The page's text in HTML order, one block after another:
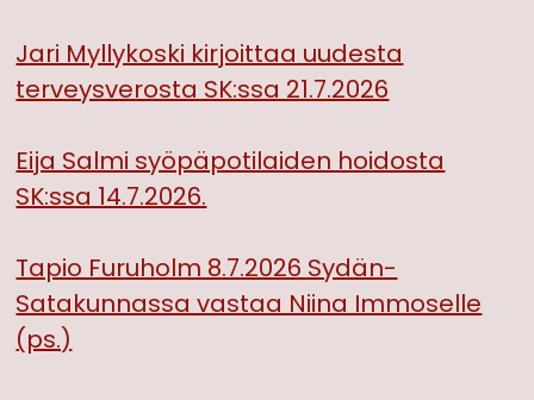
Jari Myllykoski kirjoittaa uudesta
terveysverosta SK:ssa 21.7.2026
Eija Salmi syöpäpotilaiden hoidosta
SK:ssa 14.7.2026.
Tapio Furuholm 8.7.2026 Sydän-
Satakunnassa vastaa Niina Immoselle
(ps.)